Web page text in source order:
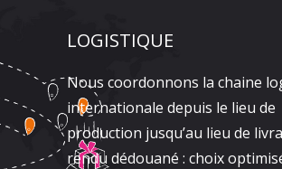
LOGISTIQUE
Nous coordonnons la chaine
internationale depuis le lieu de
production jusqu’au lieu de
rendu dédouané : choix